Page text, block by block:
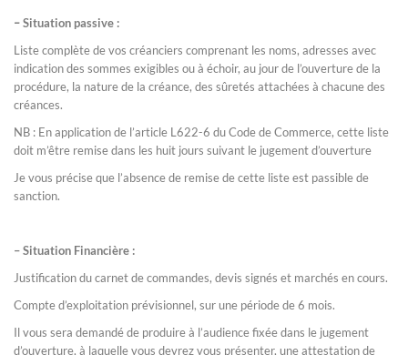
–Situation passive :
Liste complète de vos créanciers comprenant les noms, adresses avec
indication des sommes exigibles ou à échoir, au jour de l’ouverture de la
procédure, la nature de la créance, des sûretés attachées à chacune des
créances.
NB : En application de l’article L622-6 du Code de Commerce, cette liste
doit m’être remise dans les huit jours suivant le jugement d’ouverture
Je vous précise que l’absence de remise de cette liste est passible de
sanction.
– Situation Financière :
Justification du carnet de commandes, devis signés et marchés en cours.
Compte d’exploitation prévisionnel, sur une période de 6 mois.
Il vous sera demandé de produire à l’audience fixée dans le jugement
d’ouverture, à laquelle vous devrez vous présenter, une attestation de